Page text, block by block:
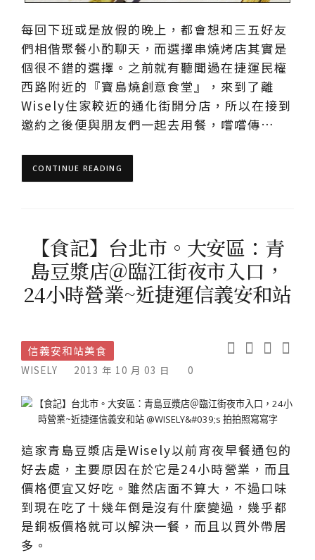
每回下班或是放假的晚上，都會想和三五好友
們相偕聚餐小酌聊天，而選擇串燒烤店其實是
個很不錯的選擇。之前就有聽聞過在捷運民權
西路附近的『寶島燒創意食堂』，來到了離
Wisely住家較近的通化街開分店，所以在接到
邀約之後便與朋友們一起去用餐，嚐嚐傳…
CONTINUE READING
【食記】台北市。大安區：青
島豆漿店＠臨江街夜市入口，
24小時營業~近捷運信義安和站
信義安和站美食
WISELY 2013 年 10 月 03 日 0
這家青島豆漿店是Wisely以前宵夜早餐通包的
好去處，主要原因在於它是24小時營業，而且
價格便宜又好吃。雖然店面不算大，不過口味
到現在吃了十幾年倒是沒有什麼變過，幾乎都
是銅板價格就可以解決一餐，而且以買外帶居
多。